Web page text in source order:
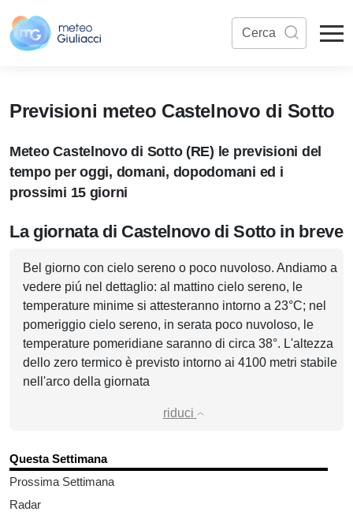
Previsioni meteo Castelnovo di Sotto
Meteo Castelnovo di Sotto (RE) le previsioni del
tempo per oggi, domani, dopodomani ed i
prossimi 15 giorni
La giornata di Castelnovo di Sotto in breve
Bel giorno con cielo sereno o poco nuvoloso. Andiamo a
vedere piú nel dettaglio: al mattino cielo sereno, le
temperature minime si attesteranno intorno a 23°C; nel
pomeriggio cielo sereno, in serata poco nuvoloso, le
temperature pomeridiane saranno di circa 38°. L'altezza
dello zero termico è previsto intorno ai 4100 metri stabile
nell'arco della giornata
riduci
Questa Settimana
Prossima Settimana
Radar